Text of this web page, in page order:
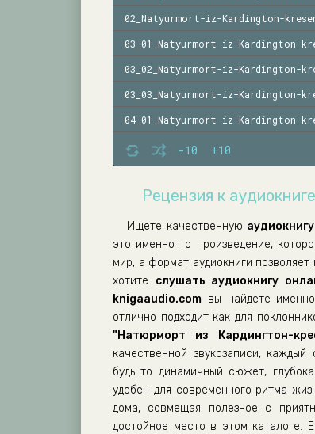
-10 +10
02_Natyurmort-iz-Kardington-
03_01_Natyurmort-iz-Kardington-
03_02_Natyurmort-iz-Kardington-
03_03_Natyurmort-iz-Kardington-
04_01_Natyurmort-iz-Kardington-
04_02_Natyurmort-iz-Kardington-
05_01_Natyurmort-iz-Kardington-
05_02_Natyurmort-iz-Kardington-
05_03_Natyurmort-iz-Kardington-
06_01_Natyurmort-iz-Kardington-
06_02_Natyurmort-iz-Kardington-
06_03_Natyurmort-iz-Kardington-
07_01_Natyurmort-iz-Kardington-
07_02_Natyurmort-iz-Kardington-
07_03_Natyurmort-iz-Kardington-
08_01_Natyurmort-iz-Kardington-
08_02_Natyurmort-iz-Kardington-
Рецензия к
Ищете качественную аудиокнигу
это именно то произведение,
мир, а формат аудиокниги
хотите слушать аудиокнигу
knigaaudio.com вы найдете
отлично подходит как для
"Натюрморт из Кардингтон-
качественной звукозаписи,
будь то динамичный сюжет,
удобен для современного ритма
дома, совмещая полезное с
достойное место в этом каталоге.